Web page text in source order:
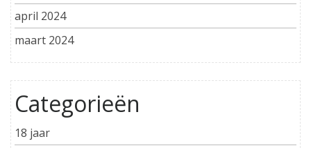
april 2024
maart 2024
Categorieën
18 jaar